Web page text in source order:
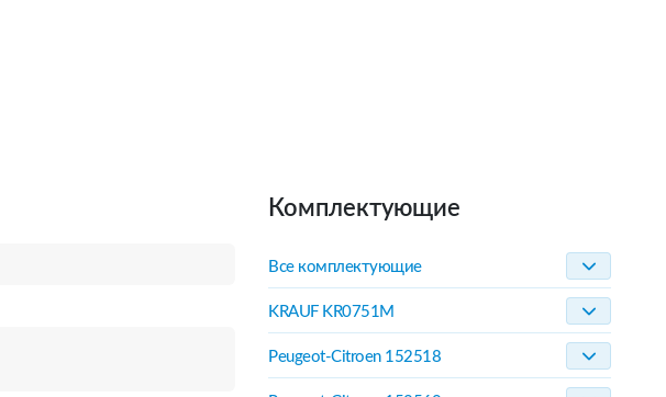
Комплектующие
Все комплектующие
KRAUF KR0751M
Peugeot-Citroen 152518